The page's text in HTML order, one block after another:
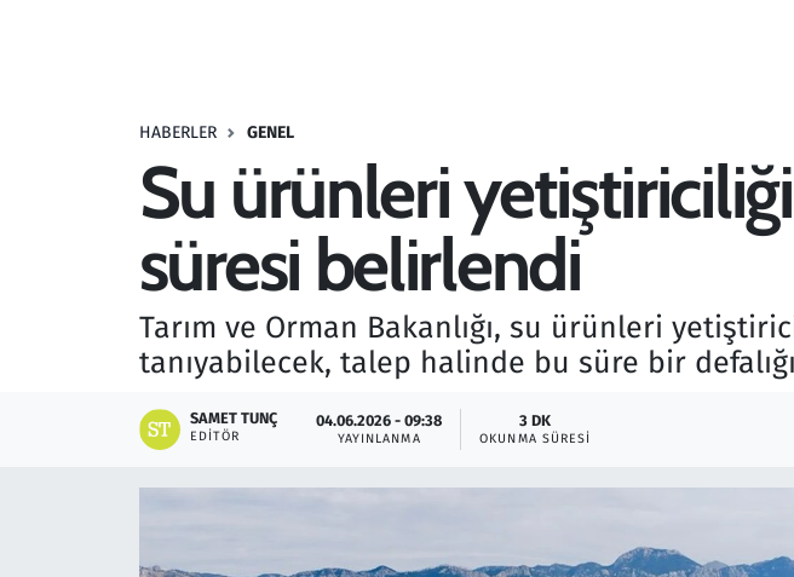
HABERLER GENEL
Su ürünleri
süresi belirlendi
Tarım ve Orman Bakanlığı, su ürünleri
tanıyabilecek, talep halinde bu süre bir
SAMET TUNÇ
EDITÖR
04.06.2026 - 09:38
YAYINLANMA
3 DK
OKUNMA SÜRESI
Savunma Sanayi
Teknoloji ve Bilim
Televizyon